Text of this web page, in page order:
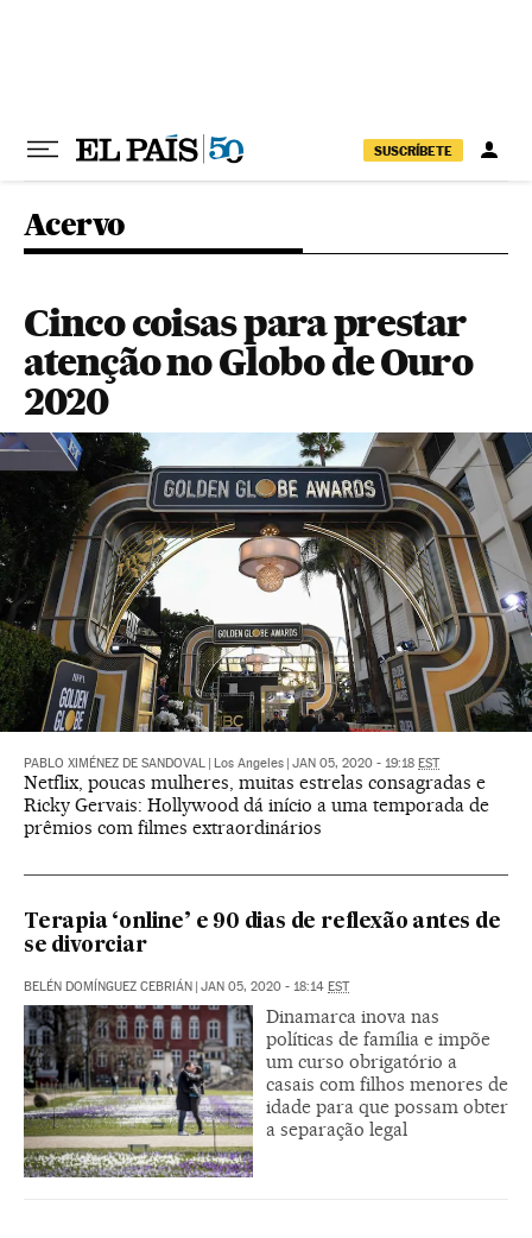
SUSCRÍBETE
Acervo
Cinco coisas para prestar
atenção no Globo de Ouro
2020
PABLO XIMÉNEZ DE SANDOVAL Los Angeles JAN 05, 2020 - 19:18 EST
Netflix, poucas mulheres, muitas estrelas consagradas e
Ricky Gervais: Hollywood dá início a uma temporada de
prêmios com filmes extraordinários
Terapia ‘online’ e 90 dias de reflexão antes de
se divorciar
BELÉN DOMÍNGUEZ CEBRIÁN JAN 05, 2020 - 18:14 EST
Dinamarca inova nas
políticas de família e impõe
um curso obrigatório a
casais com filhos menores de
idade para que possam obter
a separação legal